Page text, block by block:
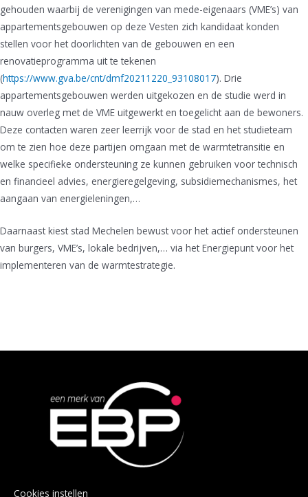
gehouden waarbij de verenigingen van mede-eigenaars (VME’s) van
appartementsgebouwen op deze Vesten zich kandidaat konden
stellen voor het doorlichten van de gebouwen en een
renovatieprogramma uit te tekenen
(https://www.gva.be/cnt/dmf20211220_93108017). Drie
appartementsgebouwen werden uitgekozen en de studie werd in
nauw overleg met de VME uitgewerkt en toegelicht aan de bewoners.
Deze contacten waren zeer leerrijk voor de stad en het studieteam
om te zien hoe deze partijen omgaan met de warmtetransitie en
welke specifieke ondersteuning ze kunnen gebruiken voor technisch
en financieel advies, energieregelgeving, subsidiemechanismes, het
aangaan van energieleningen,…
Daarnaast kiest stad Mechelen bewust voor het actief ondersteunen
van burgers, VME’s, lokale bedrijven,… via het Energiepunt voor het
implementeren van de warmtestrategie.
Cookies instellen